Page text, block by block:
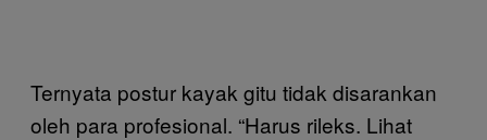
Ternyata postur kayak gitu tidak disarankan
oleh para profesional. “Harus rileks. Lihat